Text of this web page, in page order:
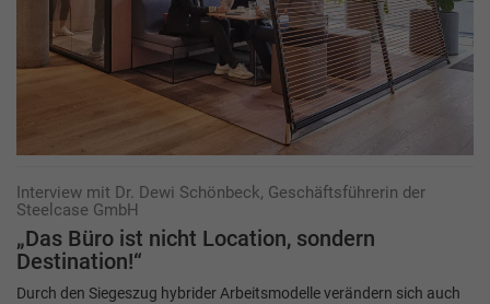
Interview mit Dr. Dewi Schönbeck, Geschäftsführerin der
Steelcase GmbH
„Das Büro ist nicht Location, sondern
Destination!“
Durch den Siegeszug hybrider Arbeitsmodelle verändern sich auch